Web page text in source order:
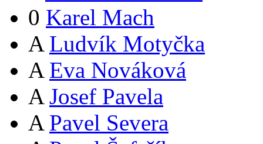
0 Karel Mach
A Ludvík Motyčka
A Eva Nováková
A Josef Pavela
A Pavel Severa